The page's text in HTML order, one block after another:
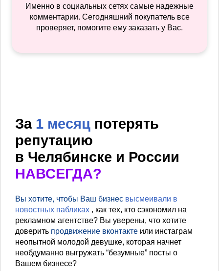
Именно в социальных сетях самые надежные
комментарии. Сегодняшний покупатель все
проверяет, помогите ему заказать у Вас.
За 1 месяц потерять
репутацию
в Челябинске и России
НАВСЕГДА?
Вы хотите, чтобы Ваш бизнес высмеивали в
новостных пабликах , как тех, кто сэкономил на
рекламном агентстве? Вы уверены, что хотите
доверить продвижение вконтакте или инстаграм
неопытной молодой девушке, которая начнет
необдуманно выгружать “безумные” посты о
Вашем бизнесе?